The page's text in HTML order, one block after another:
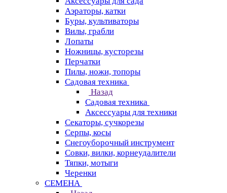
Аэраторы, катки
Буры, культиваторы
Вилы, грабли
Лопаты
Ножницы, кусторезы
Перчатки
Пилы, ножи, топоры
Садовая техника
Назад
Садовая техника
Аксессуары для техники
Секаторы, сучкорезы
Серпы, косы
Снегоуборочный инструмент
Совки, вилки, корнеудалители
Тяпки, мотыги
Черенки
СЕМЕНА